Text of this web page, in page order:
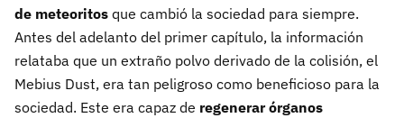
de meteoritos que cambió la sociedad para siempre.
Antes del adelanto del primer capítulo, la información
relataba que un extraño polvo derivado de la colisión, el
Mebius Dust, era tan peligroso como beneficioso para la
sociedad. Este era capaz de regenerar órganos